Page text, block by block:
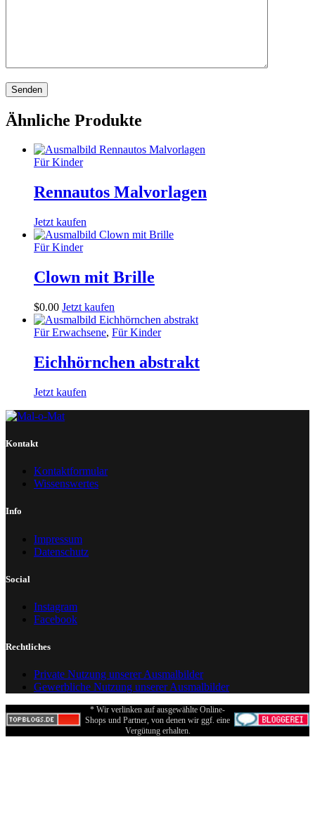
Ähnliche Produkte
Für Kinder
Rennautos Malvorlagen
Jetzt kaufen
Für Kinder
Clown mit Brille
$0.00 Jetzt kaufen
Für Erwachsene, Für Kinder
Eichhörnchen abstrakt
Jetzt kaufen
Kontakt
Kontaktformular
Wissenswertes
Info
Impressum
Datenschutz
Social
Instagram
Facebook
Rechtliches
Private Nutzung unserer Ausmalbilder
Gewerbliche Nutzung unserer Ausmalbilder
* Wir verlinken auf ausgewählte Online-
Shops und Partner, von denen wir ggf. eine
Vergütung erhalten.